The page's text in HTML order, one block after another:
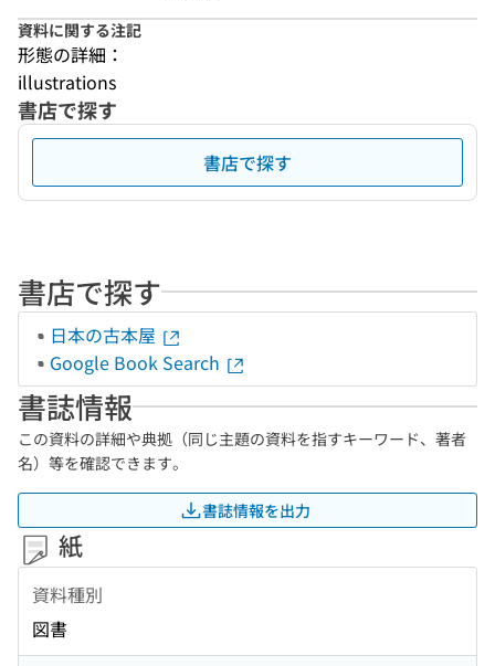
資料に関する注記
形態の詳細：
illustrations
書店で探す
書店で探す
書店で探す
日本の古本屋
Google Book Search
書誌情報
この資料の詳細や典拠（同じ主題の資料を指すキーワード、著者
名）等を確認できます。
書誌情報を出力
紙
資料種別
図書